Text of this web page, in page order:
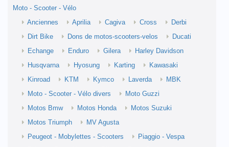
Moto - Scooter - Vélo
Anciennes
Aprilia Cagiva Cross
Derbi
Dirt Bike
Dons de motos-scooters-velos
Ducati
Echange
Enduro Gilera
Harley Davidson
Husqvarna
Hyosung Karting
Kawasaki
Kinroad
KTM Kymco Laverda
MBK
Moto - Scooter - Vélo divers
Moto Guzzi
Motos Bmw
Motos Honda
Motos Suzuki
Motos Triumph
MV Agusta
Peugeot - Mobylettes - Scooters
Piaggio - Vespa